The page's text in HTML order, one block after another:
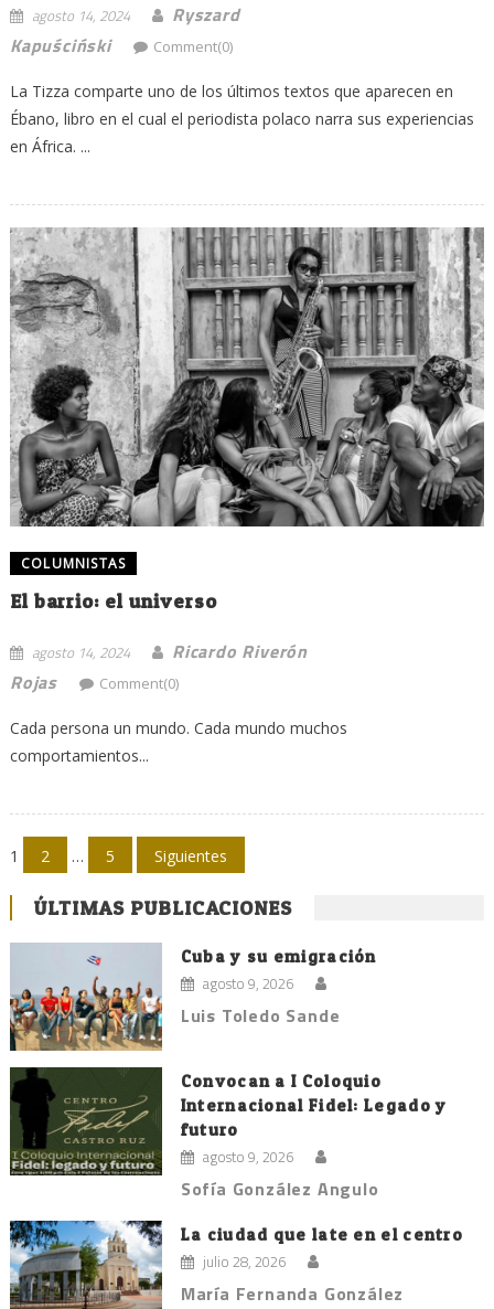
agosto 14, 2024
Ryszard
Kapuściński
Comment(0)
La Tizza comparte uno de los últimos textos que aparecen en
Ébano, libro en el cual el periodista polaco narra sus experiencias
en África. ...
COLUMNISTAS
El barrio: el universo
agosto 14, 2024
Ricardo Riverón
Rojas
Comment(0)
Cada persona un mundo. Cada mundo muchos
comportamientos...
Navegación
de
entradas
1 2 … 5 Siguientes
ÚLTIMAS PUBLICACIONES
Cuba y su emigración
agosto 9, 2026
Luis Toledo Sande
Convocan a I Coloquio
Internacional Fidel: Legado y
futuro
agosto 9, 2026
Sofía González Angulo
La ciudad que late en el centro
julio 28, 2026
María Fernanda González